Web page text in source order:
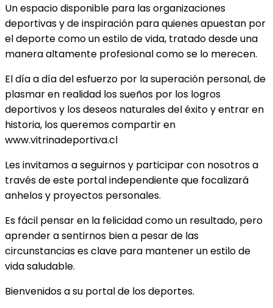
Un espacio disponible para las organizaciones
deportivas y de inspiración para quienes apuestan por
el deporte como un estilo de vida, tratado desde una
manera altamente profesional como se lo merecen.
El día a día del esfuerzo por la superación personal, de
plasmar en realidad los sueños por los logros
deportivos y los deseos naturales del éxito y entrar en
historia, los queremos compartir en
www.vitrinadeportiva.cl
Les invitamos a seguirnos y participar con nosotros a
través de este portal independiente que focalizará
anhelos y proyectos personales.
Es fácil pensar en la felicidad como un resultado, pero
aprender a sentirnos bien a pesar de las
circunstancias es clave para mantener un estilo de
vida saludable.
Bienvenidos a su portal de los deportes.